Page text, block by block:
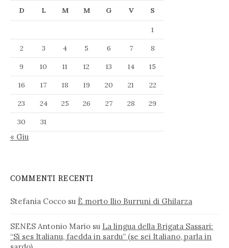
D L M M G V S
1
2
3 4 5 6 7
8
9
10 11 12 13 14
15
16
17 18 19 20 21
22
23
24 25 26 27 28
29
30
31
« Giu
COMMENTI RECENTI
Stefania Cocco su È morto Ilio Burruni di Ghilarza
SENES Antonio Mario su La lingua della Brigata Sassari:
“Si ses Italianu, faedda in sardu” (se sei Italiano, parla in